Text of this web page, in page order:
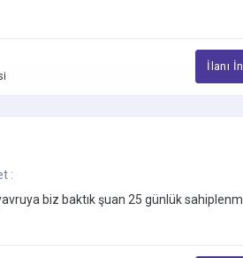
İlanı
:
biz baktık şuan 25 günlük